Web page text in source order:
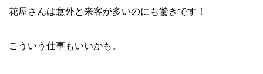
花屋さんは意外と来客が多いのにも驚きです！
こういう仕事もいいかも。